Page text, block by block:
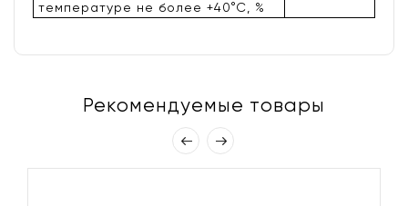
температуре не более +40°С, %
Рекомендуемые товары